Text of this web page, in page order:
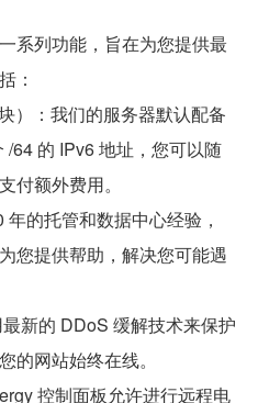
系列功能，旨在为您提供最
：
）：我们的服务器默认配备
64 的 IPv6 地址，您可以随
付额外费用。
的托管和数据中心经验，
您提供帮助，解决您可能遇
新的 DDoS 缓解技术来保护
的网站始终在线。
控制面板允许进行远程电